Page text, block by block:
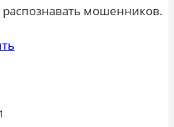
мошенников.